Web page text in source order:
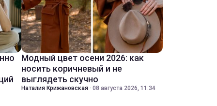
Модный цвет осени 2026: как
носить коричневый и не
выглядеть скучно
Наталия Крижановская · 08 августа 2026, 11:34